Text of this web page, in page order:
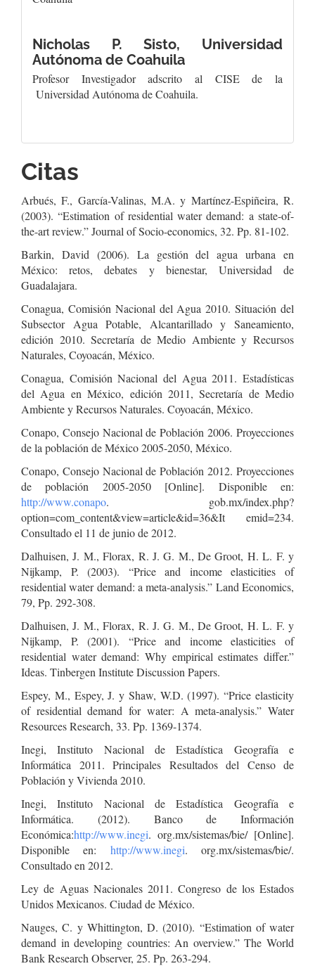
Nicholas P. Sisto, Universidad
Autónoma de Coahuila
Profesor Investigador adscrito al CISE de la
Universidad Autónoma de Coahuila.
Citas
Arbués, F., García-Valinas, M.A. y Martínez-Espiñeira, R.
(2003). “Estimation of residential water demand: a state-of-
the-art review.” Journal of Socio-economics, 32. Pp. 81-102.
Barkin, David (2006). La gestión del agua urbana en
México: retos, debates y bienestar, Universidad de
Guadalajara.
Conagua, Comisión Nacional del Agua 2010. Situación del
Subsector Agua Potable, Alcantarillado y Saneamiento,
edición 2010. Secretaría de Medio Ambiente y Recursos
Naturales, Coyoacán, México.
Conagua, Comisión Nacional del Agua 2011. Estadísticas
del Agua en México, edición 2011, Secretaría de Medio
Ambiente y Recursos Naturales. Coyoacán, México.
Conapo, Consejo Nacional de Población 2006. Proyecciones
de la población de México 2005-2050, México.
Conapo, Consejo Nacional de Población 2012. Proyecciones
de población 2005-2050 [Online]. Disponible en:
http://www.conapo. gob.mx/index.php?
option=com_content&view=article&id=36&It emid=234.
Consultado el 11 de junio de 2012.
Dalhuisen, J. M., Florax, R. J. G. M., De Groot, H. L. F. y
Nijkamp, P. (2003). “Price and income elasticities of
residential water demand: a meta-analysis.” Land Economics,
79, Pp. 292-308.
Dalhuisen, J. M., Florax, R. J. G. M., De Groot, H. L. F. y
Nijkamp, P. (2001). “Price and income elasticities of
residential water demand: Why empirical estimates differ.”
Ideas. Tinbergen Institute Discussion Papers.
Espey, M., Espey, J. y Shaw, W.D. (1997). “Price elasticity
of residential demand for water: A meta-analysis.” Water
Resources Research, 33. Pp. 1369-1374.
Inegi, Instituto Nacional de Estadística Geografía e
Informática 2011. Principales Resultados del Censo de
Población y Vivienda 2010.
Inegi, Instituto Nacional de Estadística Geografía e
Informática. (2012). Banco de Información
Económica:http://www.inegi. org.mx/sistemas/bie/ [Online].
Disponible en: http://www.inegi. org.mx/sistemas/bie/.
Consultado en 2012.
Ley de Aguas Nacionales 2011. Congreso de los Estados
Unidos Mexicanos. Ciudad de México.
Nauges, C. y Whittington, D. (2010). “Estimation of water
demand in developing countries: An overview.” The World
Bank Research Observer, 25. Pp. 263-294.